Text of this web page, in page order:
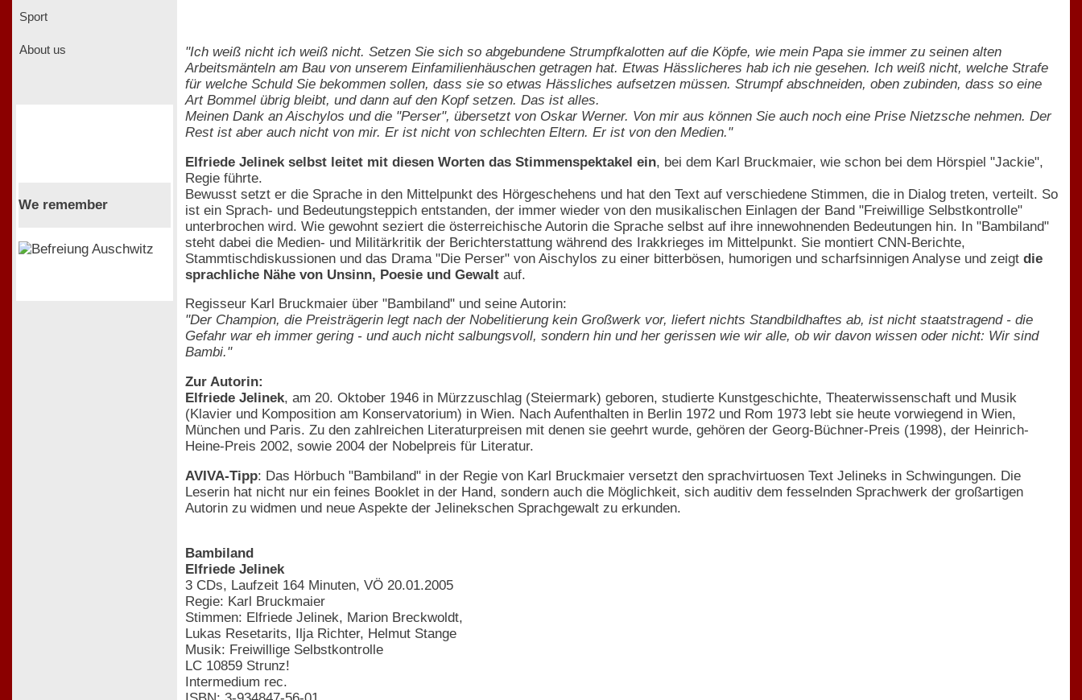
Sport
About us
We remember
"Ich weiß nicht ich weiß nicht. Setzen Sie sich so abgebundene Strumpfkalotten auf die Köpfe, wie mein Papa sie immer zu seinen alten
Arbeitsmänteln am Bau von unserem Einfamilienhäuschen getragen hat. Etwas Hässlicheres hab ich nie gesehen. Ich weiß nicht, welche Strafe
für welche Schuld Sie bekommen sollen, dass sie so etwas Hässliches aufsetzen müssen. Strumpf abschneiden, oben zubinden, dass so eine
Art Bommel übrig bleibt, und dann auf den Kopf setzen. Das ist alles.
Meinen Dank an Aischylos und die "Perser", übersetzt von Oskar Werner. Von mir aus können Sie auch noch eine Prise Nietzsche nehmen. Der
Rest ist aber auch nicht von mir. Er ist nicht von schlechten Eltern. Er ist von den Medien."
Elfriede Jelinek selbst leitet mit diesen Worten das Stimmenspektakel ein, bei dem Karl Bruckmaier, wie schon bei dem Hörspiel "Jackie",
Regie führte.
Bewusst setzt er die Sprache in den Mittelpunkt des Hörgeschehens und hat den Text auf verschiedene Stimmen, die in Dialog treten, verteilt. So
ist ein Sprach- und Bedeutungsteppich entstanden, der immer wieder von den musikalischen Einlagen der Band "Freiwillige Selbstkontrolle"
unterbrochen wird. Wie gewohnt seziert die österreichische Autorin die Sprache selbst auf ihre innewohnenden Bedeutungen hin. In "Bambiland"
steht dabei die Medien- und Militärkritik der Berichterstattung während des Irakkrieges im Mittelpunkt. Sie montiert CNN-Berichte,
Stammtischdiskussionen und das Drama "Die Perser" von Aischylos zu einer bitterbösen, humorigen und scharfsinnigen Analyse und zeigt die
sprachliche Nähe von Unsinn, Poesie und Gewalt auf.
Regisseur Karl Bruckmaier über "Bambiland" und seine Autorin:
"Der Champion, die Preisträgerin legt nach der Nobelitierung kein Großwerk vor, liefert nichts Standbildhaftes ab, ist nicht staatstragend - die
Gefahr war eh immer gering - und auch nicht salbungsvoll, sondern hin und her gerissen wie wir alle, ob wir davon wissen oder nicht: Wir sind
Bambi."
Zur Autorin:
Elfriede Jelinek, am 20. Oktober 1946 in Mürzzuschlag (Steiermark) geboren, studierte Kunstgeschichte, Theaterwissenschaft und Musik
(Klavier und Komposition am Konservatorium) in Wien. Nach Aufenthalten in Berlin 1972 und Rom 1973 lebt sie heute vorwiegend in Wien,
München und Paris. Zu den zahlreichen Literaturpreisen mit denen sie geehrt wurde, gehören der Georg-Büchner-Preis (1998), der Heinrich-
Heine-Preis 2002, sowie 2004 der Nobelpreis für Literatur.
AVIVA-Tipp: Das Hörbuch "Bambiland" in der Regie von Karl Bruckmaier versetzt den sprachvirtuosen Text Jelineks in Schwingungen. Die
Leserin hat nicht nur ein feines Booklet in der Hand, sondern auch die Möglichkeit, sich auditiv dem fesselnden Sprachwerk der großartigen
Autorin zu widmen und neue Aspekte der Jelinekschen Sprachgewalt zu erkunden.
Bambiland
Elfriede Jelinek
3 CDs, Laufzeit 164 Minuten, VÖ 20.01.2005
Regie: Karl Bruckmaier
Stimmen: Elfriede Jelinek, Marion Breckwoldt,
Lukas Resetarits, Ilja Richter, Helmut Stange
Musik: Freiwillige Selbstkontrolle
LC 10859 Strunz!
Intermedium rec.